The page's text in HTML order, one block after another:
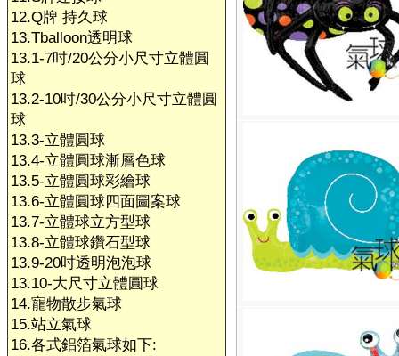
12.Q牌 持久球
13.Tballoon透明球
13.1-7吋/20公分小尺寸立體圓
球
13.2-10吋/30公分小尺寸立體圓
球
13.3-立體圓球
13.4-立體圓球漸層色球
13.5-立體圓球彩繪球
13.6-立體圓球四面圖案球
13.7-立體球立方型球
13.8-立體球鑽石型球
13.9-20吋透明泡泡球
13.10-大尺寸立體圓球
14.寵物散步氣球
15.站立氣球
16.各式鋁箔氣球如下: